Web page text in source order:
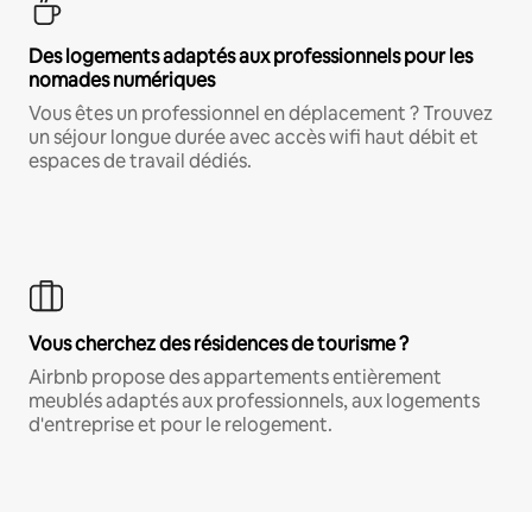
Des logements adaptés aux professionnels pour les
nomades numériques
Vous êtes un professionnel en déplacement ? Trouvez
un séjour longue durée avec accès wifi haut débit et
espaces de travail dédiés.
Vous cherchez des résidences de tourisme ?
Airbnb propose des appartements entièrement
meublés adaptés aux professionnels, aux logements
d'entreprise et pour le relogement.